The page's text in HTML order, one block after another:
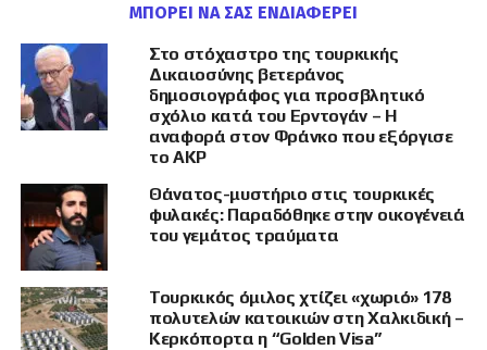
Ιορδανία, η Ουάσιγκτον απέστειλε επείγουσες
οδηγίες σε διπλωματικές αποστολές σε
Άγκυρα και Κάιρο, ζητώντας λεπτομερή
ενημέρωση για τη φύση των στρατιωτικών
επαφών. Οι αμερικανικές υπηρεσίες φέρονται
να έχουν εντοπίσει σημαντική αύξηση στις
των δύο χωρών, γεγονός που έχει προκαλέσει
ανησυχία για τις προθέσεις της συνεργασίας
αυτής.
Ευρωπαϊκές ανησυχίες και γερμανικές
εκτιμήσεις για ευρύτερη συμμαχία
ΜΠΟΡΕΊ ΝΑ ΣΑΣ ΕΝΔΙΑΦΈΡΕΙ
Στο στόχαστρο της τουρκικής
Δικαιοσύνης βετεράνος
δημοσιογράφος για προσβλητικό
σχόλιο κατά του Ερντογάν – Η
αναφορά στον Φράνκο που εξόργισε
το AKP
Θάνατος-μυστήριο στις τουρκικές
φυλακές: Παραδόθηκε στην οικογένειά
του γεμάτος τραύματα
Τουρκικός όμιλος χτίζει «χωριό» 178
πολυτελών κατοικιών στη Χαλκιδική –
Κερκόπορτα η “Golden Visa”